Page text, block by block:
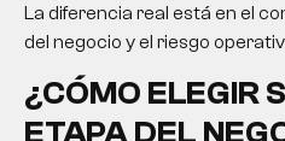
La diferencia real está en el
del negocio y el riesgo
¿CÓMO ELEGIR
ETAPA DEL